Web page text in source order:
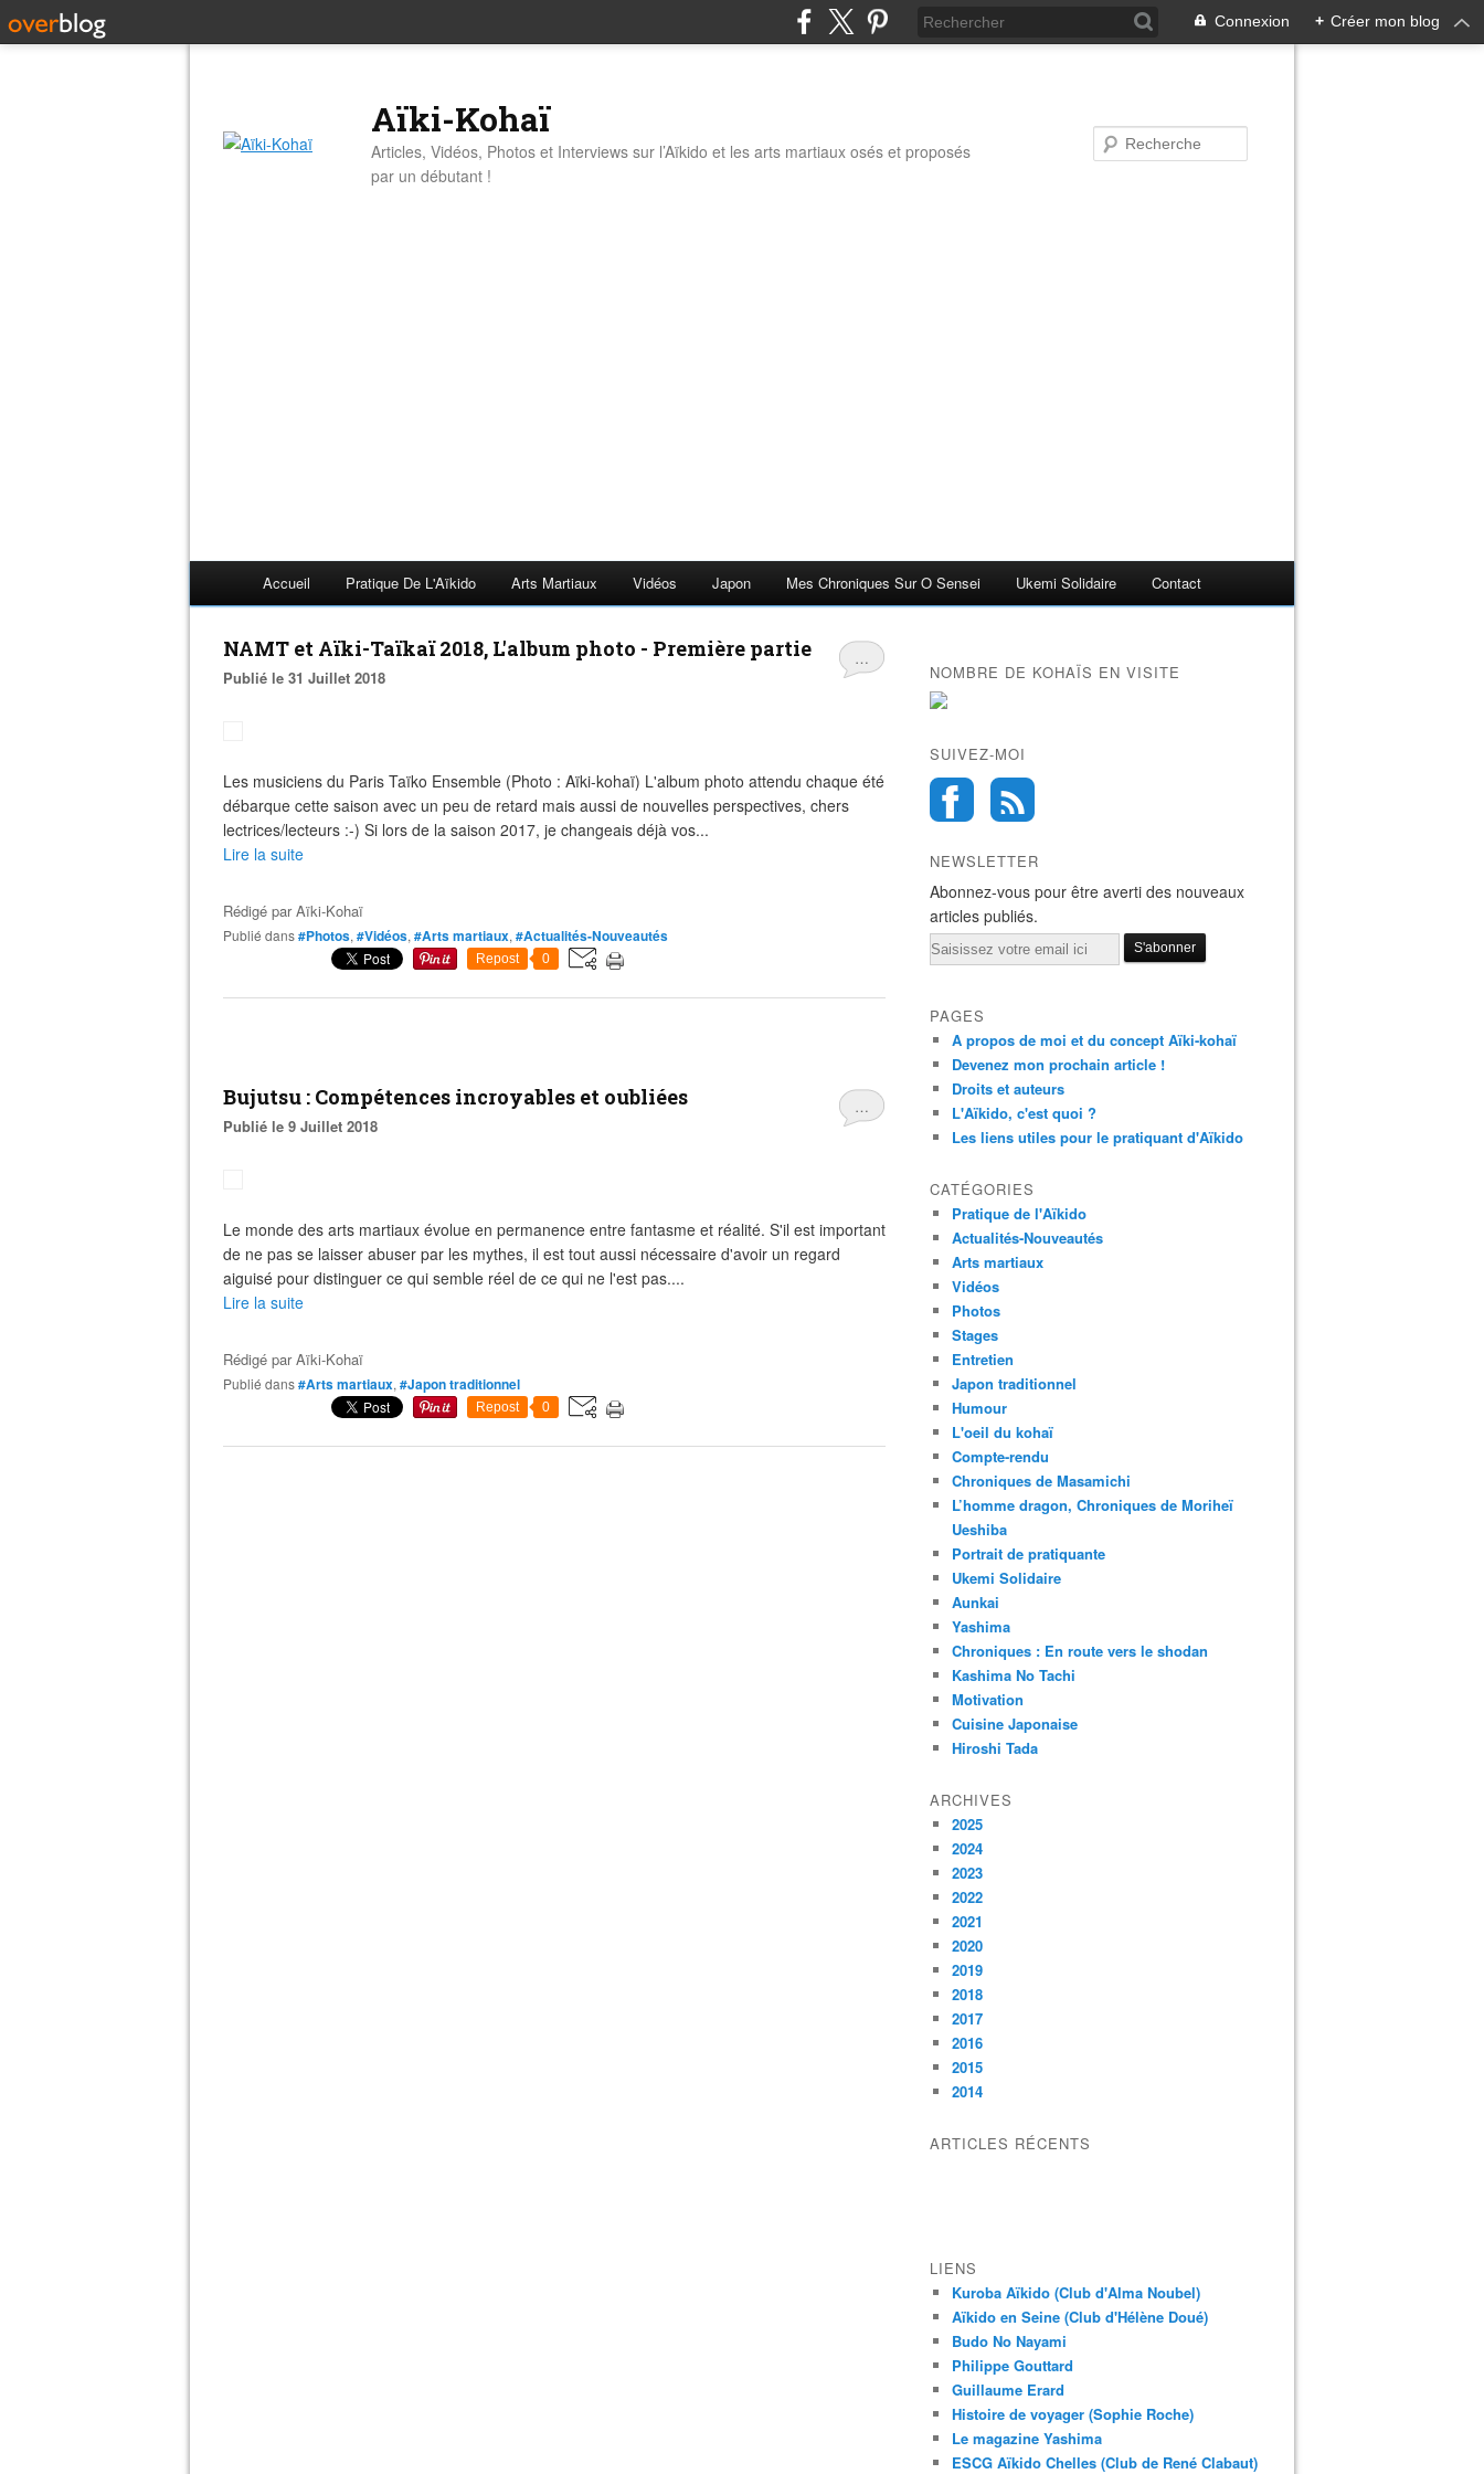
Connexion + Créer mon blog
Aïki-Kohaï
Articles, Vidéos, Photos et Interviews sur l’Aïkido et les arts martiaux osés et proposés
par un débutant !
Accueil Pratique De L'Aïkido Arts Martiaux Vidéos Japon Mes Chroniques Sur O Sensei Ukemi Solidaire Contact
…
NAMT et Aïki-Taïkaï 2018, L'album photo - Première partie
Publié le 31 Juillet 2018
Les musiciens du Paris Taïko Ensemble (Photo : Aïki-kohaï) L'album photo attendu chaque été
débarque cette saison avec un peu de retard mais aussi de nouvelles perspectives, chers
lectrices/lecteurs :-) Si lors de la saison 2017, je changeais déjà vos...
Lire la suite
Rédigé parAïki-Kohaï
Publié dans#Photos, #Vidéos, #Arts martiaux, #Actualités-Nouveautés
Repost 0
…
Bujutsu : Compétences incroyables et oubliées
Publié le 9 Juillet 2018
Le monde des arts martiaux évolue en permanence entre fantasme et réalité. S'il est important
de ne pas se laisser abuser par les mythes, il est tout aussi nécessaire d'avoir un regard
aiguisé pour distinguer ce qui semble réel de ce qui ne l'est pas....
Lire la suite
Rédigé parAïki-Kohaï
Publié dans#Arts martiaux, #Japon traditionnel
Repost 0
NOMBRE DE KOHAÏS EN VISITE
SUIVEZ-MOI
NEWSLETTER
Abonnez-vous pour être averti des nouveaux
articles publiés.
Email
PAGES
A propos de moi et du concept Aïki-kohaï
Devenez mon prochain article !
Droits et auteurs
L'Aïkido, c'est quoi ?
Les liens utiles pour le pratiquant d'Aïkido
CATÉGORIES
Pratique de l'Aïkido
Actualités-Nouveautés
Arts martiaux
Vidéos
Photos
Stages
Entretien
Japon traditionnel
Humour
L'oeil du kohaï
Compte-rendu
Chroniques de Masamichi
L’homme dragon, Chroniques de Moriheï
Ueshiba
Portrait de pratiquante
Ukemi Solidaire
Aunkai
Yashima
Chroniques : En route vers le shodan
Kashima No Tachi
Motivation
Cuisine Japonaise
Hiroshi Tada
ARCHIVES
2025
2024
2023
2022
2021
2020
2019
2018
2017
2016
2015
2014
ARTICLES RÉCENTS
LIENS
Kuroba Aïkido (Club d'Alma Noubel)
Aïkido en Seine (Club d'Hélène Doué)
Budo No Nayami
Philippe Gouttard
Guillaume Erard
Histoire de voyager (Sophie Roche)
Le magazine Yashima
ESCG Aïkido Chelles (Club de René Clabaut)